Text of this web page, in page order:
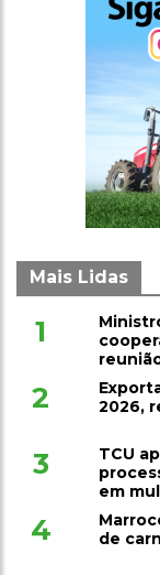
Mais Lidas
1
2
2026,
3
TCU
em
4
de